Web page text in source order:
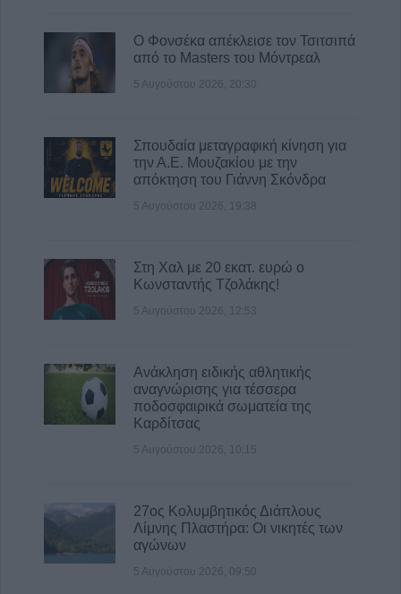
Λάρισα: Συνελήφθη 22χρονος για απόπειρα
απάτης εις βάρος γυναίκας - Αναζητείται ο
συνεργός
Ο Φονσέκα απέκλεισε τον Τσιτσιπά
από το Masters του Μόντρεαλ
5 Αυγούστου 2026, 20:30
Σπουδαία μεταγραφική κίνηση για
την Α.Ε. Μουζακίου με την
απόκτηση του Γιάννη Σκόνδρα
5 Αυγούστου 2026, 19:38
Στη Χαλ με 20 εκατ. ευρώ ο
Κωνσταντής Τζολάκης!
5 Αυγούστου 2026, 12:53
Ανάκληση ειδικής αθλητικής
αναγνώρισης για τέσσερα
ποδοσφαιρικά σωματεία της
Καρδίτσας
5 Αυγούστου 2026, 10:15
27ος Κολυμβητικός Διάπλους
Λίμνης Πλαστήρα: Οι νικητές των
αγώνων
5 Αυγούστου 2026, 09:50